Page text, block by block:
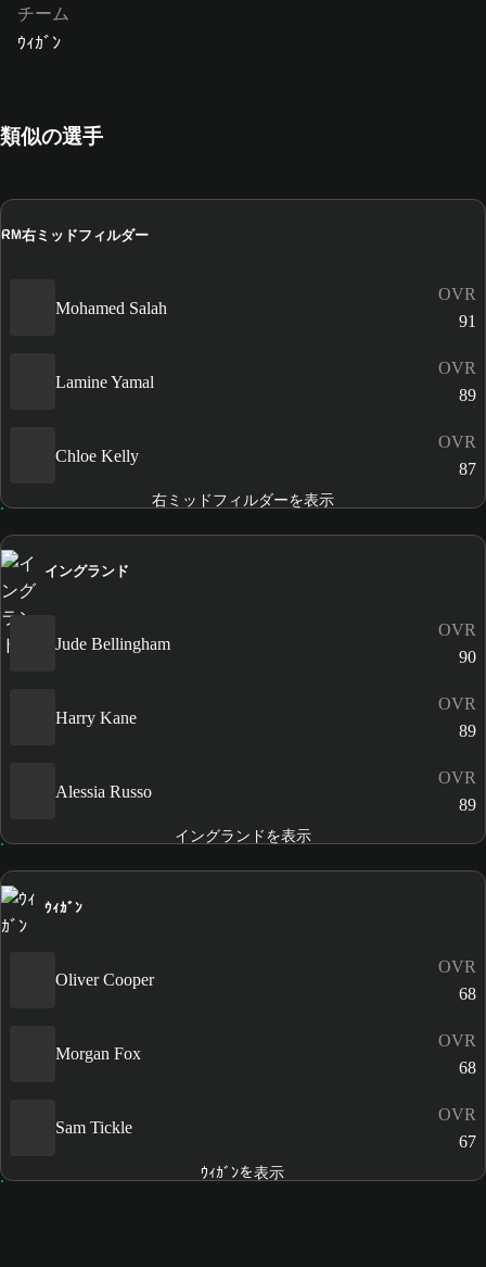
チーム
ｳｨｶﾞﾝ
類似の選手
RM右ミッドフィルダー
Mohamed Salah
OVR
91
Lamine Yamal
OVR
89
Chloe Kelly
OVR
87
右ミッドフィルダーを表示
イングランド
Jude Bellingham
OVR
90
Harry Kane
OVR
89
Alessia Russo
OVR
89
イングランドを表示
ｳｨｶﾞﾝ
Oliver Cooper
OVR
68
Morgan Fox
OVR
68
Sam Tickle
OVR
67
ｳｨｶﾞﾝを表示